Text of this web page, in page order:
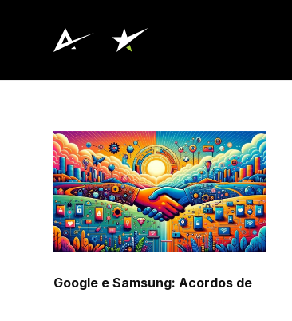
Google e Samsung: Acordos de